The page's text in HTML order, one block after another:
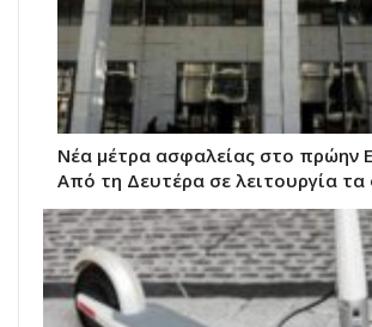
Νέα μέτρα ασφαλείας στο πρώην
Από τη Δευτέρα σε λειτουργία